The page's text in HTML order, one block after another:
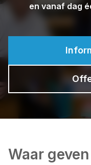
en vanaf dag
Waar